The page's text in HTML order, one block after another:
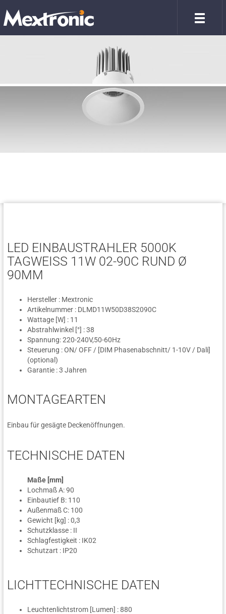
LED EINBAUSTRAHLER 5000K
TAGWEISS 11W 02-90C RUND Ø 9
0MM
Hersteller : Mextronic
Artikelnummer : DLMD11W50D38S2090C
Wattage [W] : 11
Abstrahlwinkel [°] : 38
Spannung: 220-240V,50-60Hz
Steuerung : ON/ OFF / [DIM Phasenabschnitt/ 1-10V / Dali]
(optional)
Garantie : 3 Jahren
MONTAGEARTEN
Einbau für gesägte Deckenöffnungen.
TECHNISCHE DATEN
Maße [mm]
Lochmaß A: 90
Einbautief B: 110
Außenmaß C: 100
Gewicht [kg] : 0,3
Schutzklasse : II
Schlagfestigkeit : IK02
Schutzart : IP20
LICHTTECHNISCHE DATEN
Leuchtenlichtstrom [Lumen] : 880